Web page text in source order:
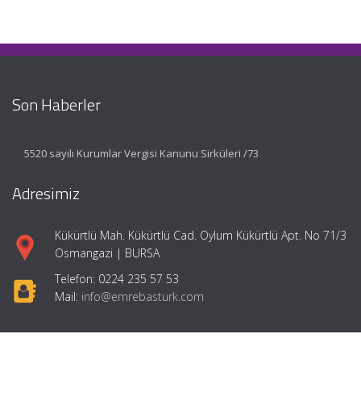
Son Haberler
5520 sayılı Kurumlar Vergisi Kanunu Sirküleri /73
Adresimiz
Kükürtlü Mah. Kükürtlü Cad. Oylum Kükürtlü Apt. No 71/3
Osmangazi | BURSA
Telefon: 0224 235 57 53
Mail: info@emrebasturk.com
Hızlı Menü